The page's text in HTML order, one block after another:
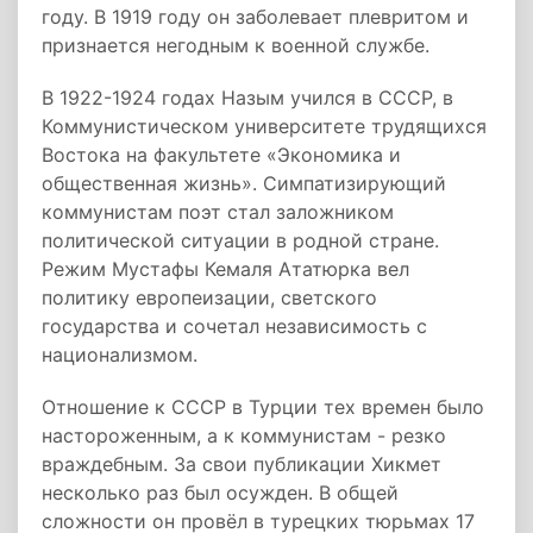
году. В 1919 году он заболевает плевритом и
признается негодным к военной службе.
В 1922-1924 годах Назым учился в СССР, в
Коммунистическом университете трудящихся
Востока на факультете «Экономика и
общественная жизнь». Симпатизирующий
коммунистам поэт стал заложником
политической ситуации в родной стране.
Режим Мустафы Кемаля Ататюрка вел
политику европеизации, светского
государства и сочетал независимость с
национализмом.
Отношение к СССР в Турции тех времен было
настороженным, а к коммунистам - резко
враждебным. За свои публикации Хикмет
несколько раз был осужден. В общей
сложности он провёл в турецких тюрьмах 17